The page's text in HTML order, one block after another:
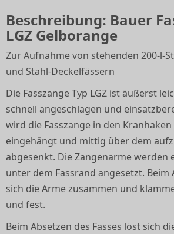
Beschreibung: Bauer
LGZ Gelborange
Zur Aufnahme von stehenden 200-l-
und Stahl-Deckelfässern
Die Fasszange Typ LGZ ist äußerst
schnell angeschlagen und
wird die Fasszange in den
eingehängt und mittig über dem
abgesenkt. Die Zangenarme werden
unter dem Fassrand angesetzt. Beim
sich die Arme zusammen und
und fest.
Beim Absetzen des Fasses löst sich